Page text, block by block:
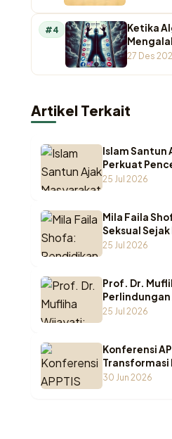
#4
Ketika
Otoritas
27 Des
Artikel Terkait
Islam Santun
Perkuat
Seksual
25 Jul 2026
Mila Faila
Seksual
Benteng
25 Jul 2026
Prof. Dr.
Perlindungan
Bergeser dari
25 Jul 2026
Konferensi
Transformasi
di Era AI
30 Jun 2026